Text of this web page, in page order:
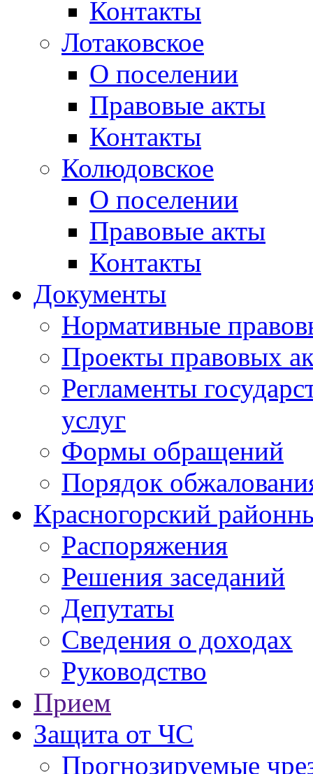
Контакты
Лотаковское
О поселении
Правовые акты
Контакты
Колюдовское
О поселении
Правовые акты
Контакты
Документы
Нормативные
Проекты правовых
Регламенты
услуг
Формы обращений
Порядок
Красногорский
Распоряжения
Решения заседаний
Депутаты
Сведения о доходах
Руководство
Прием
Защита от ЧС
Прогнозируемые